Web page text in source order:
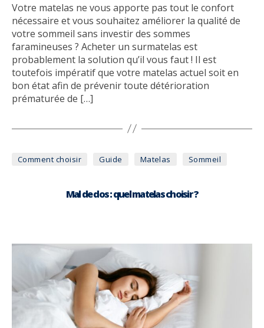
Votre matelas ne vous apporte pas tout le confort
nécessaire et vous souhaitez améliorer la qualité de
votre sommeil sans investir des sommes
faramineuses ? Acheter un surmatelas est
probablement la solution qu’il vous faut ! Il est
toutefois impératif que votre matelas actuel soit en
bon état afin de prévenir toute détérioration
prématurée de […]
Catégories
Comment choisir Guide Matelas Sommeil
Mal de dos : quel matelas choisir ?